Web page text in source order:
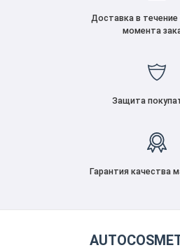
Доставка в течение
момента
Защита
Гарантия качества